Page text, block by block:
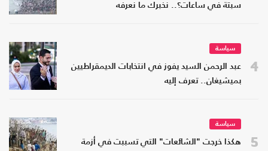
سبتة في ساعات؟.. نخبرك ما نعرفه
4
سياسة
عبد الرحمن السيد يفوز في انتخابات الديمقراطيين
بميشيغان.. تعرف إليه
5
سياسة
هكذا خرجت "الشائعات" التي تسببت في أزمة